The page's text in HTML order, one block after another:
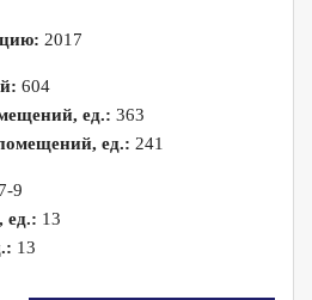
2017
604
ед.: 363
ед.: 241
9
ед.: 13
13